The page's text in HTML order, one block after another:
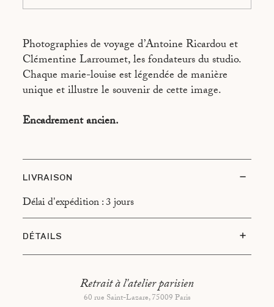
Photographies de voyage d’Antoine Ricardou et
Clémentine Larroumet, les fondateurs du studio.
Chaque marie-louise est légendée de manière
unique et illustre le souvenir de cette image.
Encadrement ancien.
LIVRAISON
Délai d'expédition : 3 jours
DÉTAILS
Dimensions cadre: 42x32 cm
Retrait à l'atelier parisien
60 rue Saint-Lazare, 75009 Paris